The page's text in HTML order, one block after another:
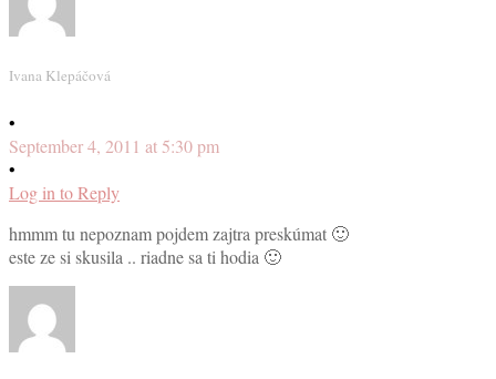
Ivana Klepáčová
•
September 4, 2011 at 5:30 pm
•
Log in to Reply
hmmm tu nepoznam pojdem zajtra preskúmat 🙂
este ze si skusila .. riadne sa ti hodia 🙂